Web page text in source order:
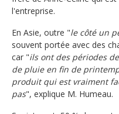
l'entreprise.
En Asie, outre "le côté un
souvent portée avec des
car "ils ont des périodes
de pluie en fin de
produit qui est vraiment
pas", explique M. Humeau.